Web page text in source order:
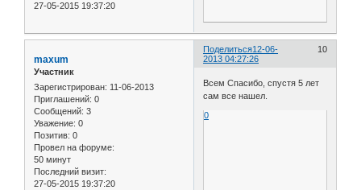
27-05-2015 19:37:20
Поделиться 10
12-06-
2013 04:27:26
maxum
Участник
Зарегистрирован: 11-06-2013
Приглашений: 0
Сообщений: 3
Уважение: 0
Позитив: 0
Провел на форуме:
50 минут
Последний визит:
27-05-2015 19:37:20
Всем Спасибо, спустя 5 лет
сам все нашел.
0